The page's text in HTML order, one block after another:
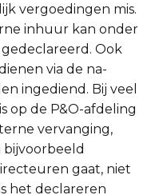
vergoedingen mis.
inhuur kan onder
Ook
via de na-
ingediend. Bij veel
op de P&O-afdeling
vervanging,
gaat, niet
het declareren